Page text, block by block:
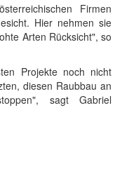
Firmen
Hier nehmen sie
Arten Rücksicht", so
Projekte noch nicht
diesen Raubbau an
sagt Gabriel